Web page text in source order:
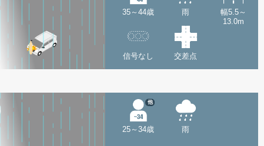
35～44歳 雨
幅5.5～
13.0m
信号なし 交差点
25～34歳
他
雨